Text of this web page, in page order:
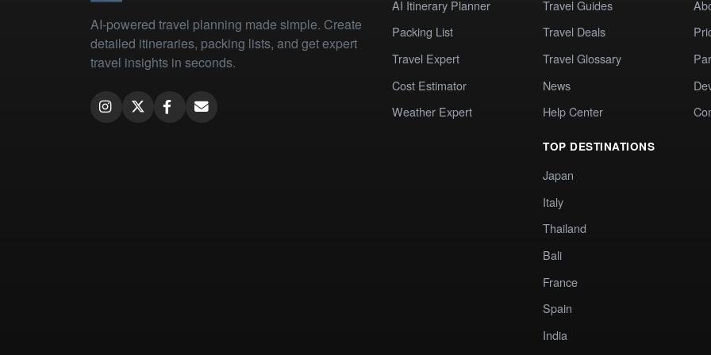
AI-powered travel planning made simple. Create
detailed itineraries, packing lists, and get expert
travel insights in seconds.
AI Itinerary Planner
Packing List
Travel Expert
Cost Estimator
Weather Expert
Travel Guides
Travel Deals
Travel Glossary
News
Help Center
TOP DESTINATIONS
Japan
Italy
Thailand
Bali
France
Spain
India